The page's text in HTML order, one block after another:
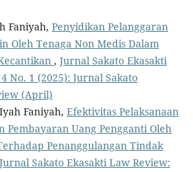
Faniyah, Penyidikan Pelanggaran
Oleh Tenaga Non Medis Dalam
, Jurnal Sakato Ekasakti
No. 1 (2025): Jurnal Sakato
(April)
Faniyah, Efektivitas Pelaksanaan
Pembayaran Uang Pengganti Oleh
Penanggulangan Tindak
Jurnal Sakato Ekasakti Law Review: